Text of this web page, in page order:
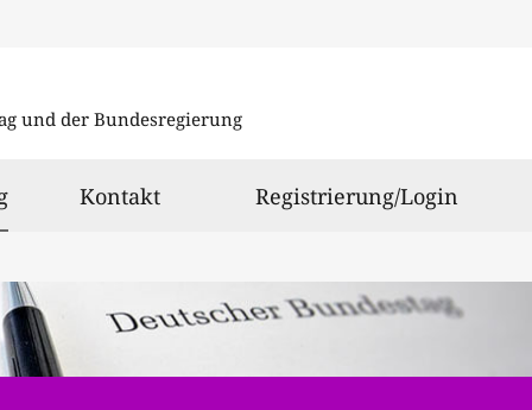
und der Bundesregierung
ausgewählt
Kontakt Registrierung/Login